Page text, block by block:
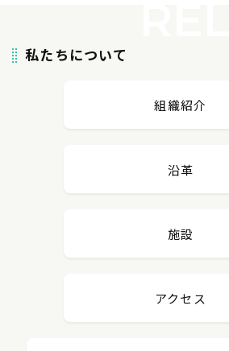
私たちについて
組織紹介
沿革
施設
アクセス